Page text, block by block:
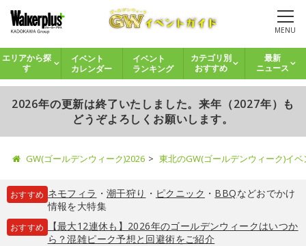
MENU
エリアから探
す
イベント
カレンダー
イベント
ランキング
カテゴリ別
おすすめ
最新
ニュース
2026年の更新は終了いたしました。来年（2027年）も
どうぞよろしくお願いします。
GW(ゴールデンウィーク)2026 東北のGW(ゴールデンウィーク)イ
おすすめ ネモフィラ ・ 潮干狩り ・ ピクニック ・ BBQなどおでかけ
情報を大特集
おすすめ
【最大12連休も】2026年のゴールデンウィークはいつか
ら？混雑ピーク予想と回避術をご紹介